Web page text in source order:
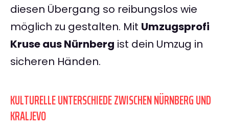
diesen Übergang so reibungslos wie
möglich zu gestalten. Mit Umzugsprofi
Kruse aus Nürnberg ist dein Umzug in
sicheren Händen.
KULTURELLE UNTERSCHIEDE ZWISCHEN NÜRNBERG UND
KRALJEVO